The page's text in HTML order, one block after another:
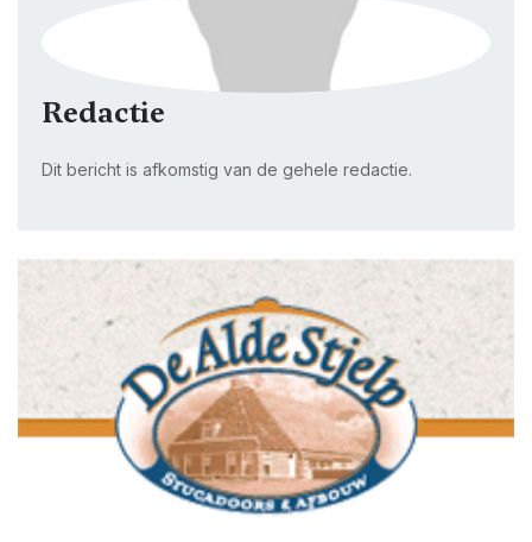
Redactie
Dit bericht is afkomstig van de gehele redactie.